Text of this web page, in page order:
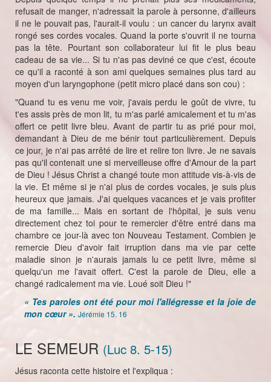
refusait de manger, n'adressait la parole à personne, d'ailleurs
il ne le pouvait pas, l'aurait-il voulu : un cancer du larynx avait
rongé ses cordes vocales. Quand la porte s'ouvrit il ne tourna
pas la tête. Pourtant son collaborateur lui fit le plus beau
cadeau de sa vie... Si tu n'as pas deviné ce que c'est, écoute
ce qu'il a raconté à son ami quelques semaines plus tard au
moyen d'un laryngophone (petit micro placé dans son cou) :
"Quand tu es venu me voir, j'avais perdu le goût de vivre, tu
t'es assis près de mon lit, tu m'as parlé amicalement et tu m'as
offert ce petit livre bleu. Avant de partir tu as prié pour moi,
demandant à Dieu de me bénir tout particulièrement. Depuis
ce jour, je n'ai pas arrêté de lire et relire ton livre. Je ne savais
pas qu'il contenait une si merveilleuse offre d'Amour de la part
de Dieu ! Jésus Christ a changé toute mon attitude vis-à-vis de
la vie. Et même si je n'ai plus de cordes vocales, je suis plus
heureux que jamais. J'ai quelques vacances et je vais profiter
de ma famille... Mais en sortant de l'hôpital, je suis venu
directement chez toi pour te remercier d'être entré dans ma
chambre ce jour-là avec ton Nouveau Testament. Combien je
remercie Dieu d'avoir fait irruption dans ma vie par cette
maladie sinon je n'aurais jamais lu ce petit livre, même si
quelqu'un me l'avait offert. C'est la parole de Dieu, elle a
changé radicalement ma vie. Loué soit Dieu !"
« Tes paroles ont été pour moi l'allégresse et la joie de
mon cœur ». Jérémie 15. 16
LE SEMEUR (Luc 8. 5-15)
Jésus raconta cette histoire et l'expliqua :